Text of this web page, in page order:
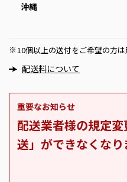
沖縄
※ 10個以上の送付をご希望の方
配送料について
重要なお知らせ
配送業者様の規定
送」ができなくなり